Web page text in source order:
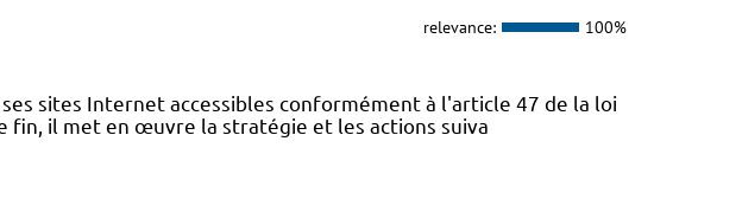
relevance: 100%
sites Internet accessibles conformément à l'article 47 de la loi
fin, il met en œuvre la stratégie et les actions suiva